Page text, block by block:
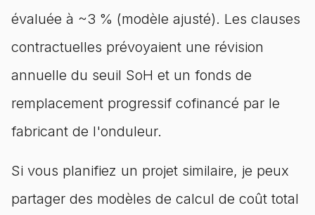
évaluée à ~3 % (modèle ajusté). Les clauses
contractuelles prévoyaient une révision
annuelle du seuil SoH et un fonds de
remplacement progressif cofinancé par le
fabricant de l'onduleur.
Si vous planifiez un projet similaire, je peux
partager des modèles de calcul de coût total